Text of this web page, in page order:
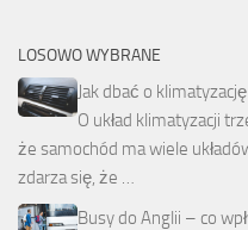
LOSOWO WYBRANE
Jak dbać o
O układ klimatyzacji
że samochód ma wiele
zdarza się, że …
Busy do Anglii – co